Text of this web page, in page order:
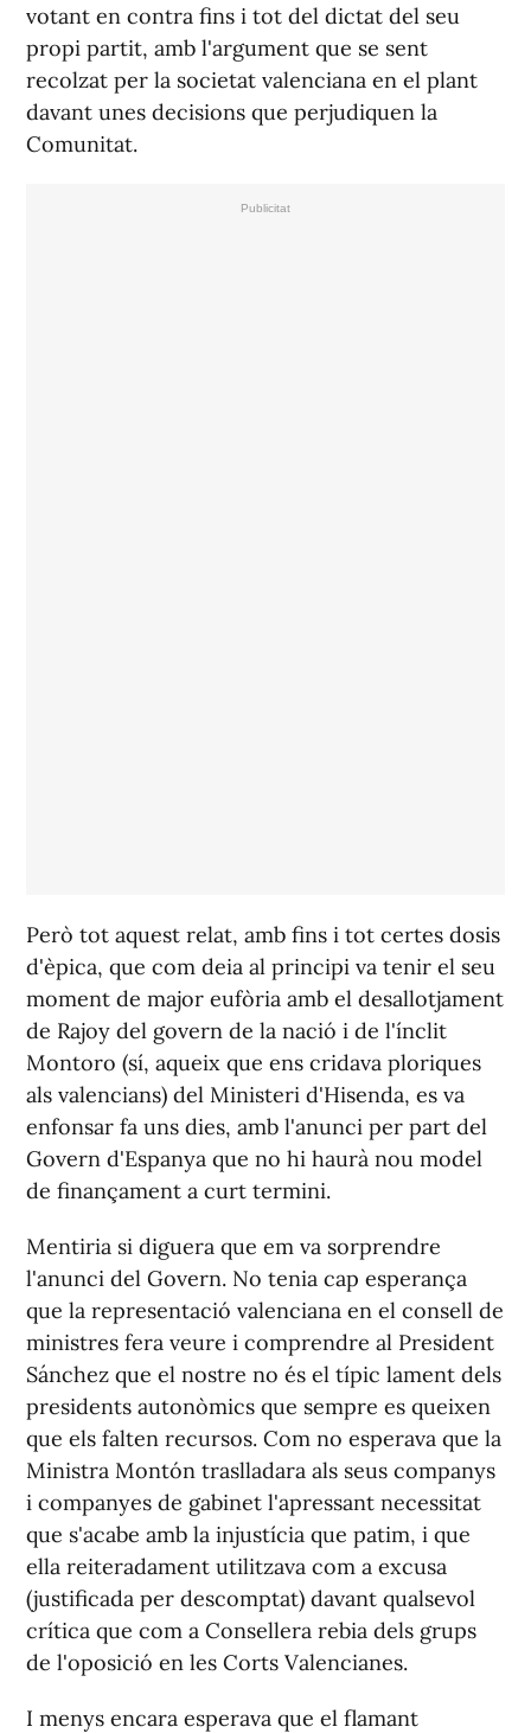
votant en contra fins i tot del dictat del seu
propi partit, amb l'argument que se sent
recolzat per la societat valenciana en el plant
davant unes decisions que perjudiquen la
Comunitat.
Però tot aquest relat, amb fins i tot certes dosis
d'èpica, que com deia al principi va tenir el seu
moment de major eufòria amb el desallotjament
de Rajoy del govern de la nació i de l'ínclit
Montoro (sí, aqueix que ens cridava ploriques
als valencians) del Ministeri d'Hisenda, es va
enfonsar fa uns dies, amb l'anunci per part del
Govern d'Espanya que no hi haurà nou model
de finançament a curt termini.
Mentiria si diguera que em va sorprendre
l'anunci del Govern. No tenia cap esperança
que la representació valenciana en el consell de
ministres fera veure i comprendre al President
Sánchez que el nostre no és el típic lament dels
presidents autonòmics que sempre es queixen
que els falten recursos. Com no esperava que la
Ministra Montón traslladara als seus companys
i companyes de gabinet l'apressant necessitat
que s'acabe amb la injustícia que patim, i que
ella reiteradament utilitzava com a excusa
(justificada per descomptat) davant qualsevol
crítica que com a Consellera rebia dels grups
de l'oposició en les Corts Valencianes.
I menys encara esperava que el flamant